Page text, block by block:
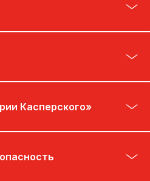
Касперского»